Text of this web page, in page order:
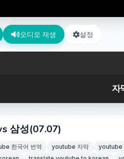
오디오 재생 설정
자
삼성(07.07)
한국어 번역 youtube 자막 youtube